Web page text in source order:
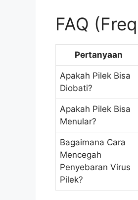
FAQ
Pertanyaan
Apakah Pilek Bisa
Diobati?
Apakah Pilek Bisa
Menular?
Bagaimana Cara
Mencegah
Penyebaran Virus
Pilek?